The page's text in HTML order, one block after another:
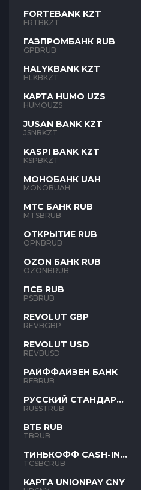
FORTEBANK KZT
FRTBKZT
ГАЗПРОМБАНК RUB
GPBRUB
HALYKBANK KZT
HLKBKZT
КАРТА HUMO UZS
HUMOUZS
JUSAN BANK KZT
JSNBKZT
KASPI BANK KZT
KSPBKZT
МОНОБАНК UAH
MONOBUAH
МТС БАНК RUB
MTSBRUB
ОТКРЫТИЕ RUB
OPNBRUB
OZON БАНК RUB
OZONBRUB
ПСБ RUB
PSBRUB
REVOLUT GBP
REVBGBP
REVOLUT USD
REVBUSD
РАЙФФАЙЗЕН БАНК
RFBRUB
РУССКИЙ СТАНДАРТ
RUB
RUSSTRUB
ВТБ RUB
TBRUB
ТИНЬКОФФ CASH-IN
RUB
TCSBCRUB
КАРТА UNIONPAY CNY